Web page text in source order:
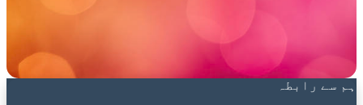
ہم سے رابطہ